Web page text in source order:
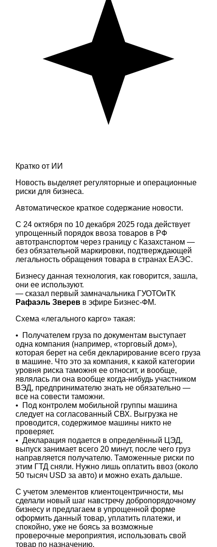
Кратко от ИИ
Новость выделяет регуляторные и операционные
риски для бизнеса.
Автоматическое краткое содержание новости.
С 24 октября по 10 декабря 2025 года действует
упрощенный порядок ввоза товаров в РФ
автотранспортом через границу с Казахстаном —
без обязательной маркировки, подтверждающей
легальность обращения товара в странах ЕАЭС.
Бизнесу данная технология, как говорится, зашла,
они ее используют.
— сказал первый замначальника ГУОТОиТК
Рафаэль Зверев в эфире Бизнес-ФМ.
Схема «легального карго» такая:
• Получателем груза по документам выступает
одна компания (например, «торговый дом»),
которая берет на себя декларирование всего груза
в машине. Что это за компания, к какой категории
уровня риска таможня ее относит, и вообще,
являлась ли она вообще когда-нибудь участником
ВЭД, предпринимателю знать не обязательно —
все на совести таможни.
• Под контролем мобильной группы машина
следует на согласованный СВХ. Выгрузка не
проводится, содержимое машины никто не
проверяет.
• Декларация подается в определённый ЦЭД,
выпуск занимает всего 20 минут, после чего груз
направляется получателю. Таможенные риски по
этим ГТД сняли. Нужно лишь оплатить ввоз (около
50 тысяч USD за авто) и можно ехать дальше.
С учетом элементов клиентоцентричности, мы
сделали новый шаг навстречу добропорядочному
бизнесу и предлагаем в упрощенной форме
оформить данный товар, уплатить платежи, и
спокойно, уже не боясь за возможные
проверочные мероприятия, использовать свой
товар по назначению.